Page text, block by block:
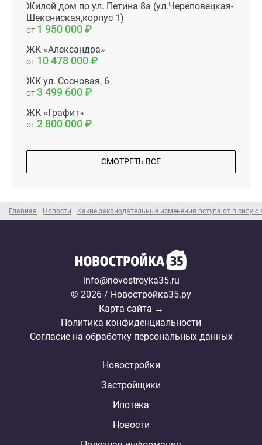
Главная Новости Какие законодательные изменения вступают в силу с
Жилой дом по ул. Петина 8а (ул.Череповецкая-
Шексниская,корпус 1)
от 1 950 000
ЖК «Александра»
от 10 478 000
ЖК ул. Сосновая, 6
от3 499 600
ЖК «Графит»
от2 800 000
СМОТРЕТЬ ВСЕ
info@novostroyka35.ru
© 2026 / Новостройка35.ру
Карта сайта →
Политика конфиденциальности
Согласие на обработку персональных данных
Новостройки
Застройщики
Ипотека
Новости